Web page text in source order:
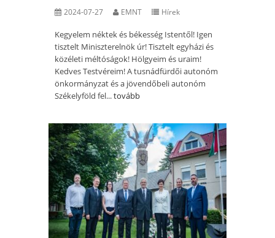
2024-07-27 EMNT Hírek
Kegyelem néktek és békesség Istentől! Igen
tisztelt Miniszterelnök úr! Tisztelt egyházi és
közéleti méltóságok! Hölgyeim és uraim!
Kedves Testvéreim! A tusnádfürdői autonóm
önkormányzat és a jövendőbeli autonóm
Székelyföld fel...tovább